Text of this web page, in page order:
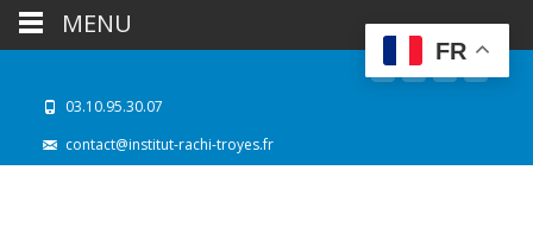
03.10.95.30.07
contact@institut-rachi-troyes.fr
FR
MENU